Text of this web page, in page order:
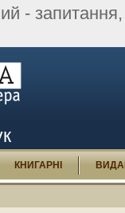
- запитання,
КНИГАРНІ